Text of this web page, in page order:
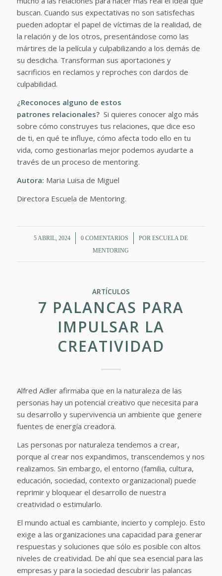
buscan. Cuando sus expectativas no son satisfechas
pueden adoptar el papel de víctimas de la realidad, de
la relación y de los otros, presentándose como las
mártires de la película y culpabilizando a los demás de
su desdicha. Transforman sus aportaciones y
sacrificios en reclamos y reproches con dardos de
culpabilidad.
¿Reconoces alguno de estos
patrones relacionales? Si quieres conocer algo más
sobre cómo construyes tus relaciones, que dice eso
de ti, en qué te influye, cómo afecta todo ello en tu
vida, como gestionarlas mejor podemos ayudarte a
través de un proceso de mentoring.
Autora: Maria Luisa de Miguel
Directora Escuela de Mentoring.
5 ABRIL, 2024
/ 0 COMENTARIOS
/ PORESCUELA DE
MENTORING
ARTÍCULOS
7 PALANCAS PARA
IMPULSAR LA
CREATIVIDAD
Alfred Adler afirmaba que en la naturaleza de las
personas hay un potencial creativo que necesita para
su desarrollo y supervivencia un ambiente que genere
fuentes de energía creadora.
Las personas por naturaleza tendemos a crear,
porque al crear nos expandimos, transcendemos y nos
realizamos. Sin embargo, el entorno (familia, cultura,
educación, sociedad, contexto organizacional) puede
reprimir y bloquear el desarrollo de nuestra
creatividad o estimularlo.
El mundo actual es cambiante, incierto y complejo. Esto
exige a las organizaciones una capacidad para generar
respuestas y soluciones que sólo es posible con altos
niveles de creatividad. De ahí que sea esencial para las
empresas y para la sociedad descubrir las palancas